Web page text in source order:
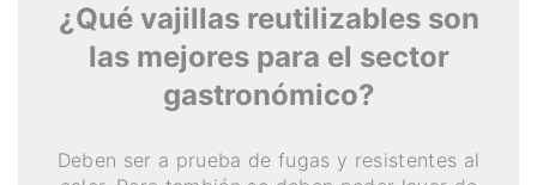
¿Qué vajillas reutilizables son
las mejores para el sector
gastronómico?
Deben ser a prueba de fugas y resistentes al